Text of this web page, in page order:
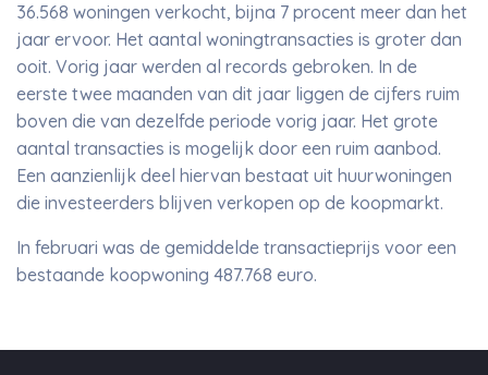
36.568 woningen verkocht, bijna 7 procent meer dan het
jaar ervoor. Het aantal woningtransacties is groter dan
ooit. Vorig jaar werden al records gebroken. In de
eerste twee maanden van dit jaar liggen de cijfers ruim
boven die van dezelfde periode vorig jaar. Het grote
aantal transacties is mogelijk door een ruim aanbod.
Een aanzienlijk deel hiervan bestaat uit huurwoningen
die investeerders blijven verkopen op de koopmarkt.
In februari was de gemiddelde transactieprijs voor een
bestaande koopwoning 487.768 euro.